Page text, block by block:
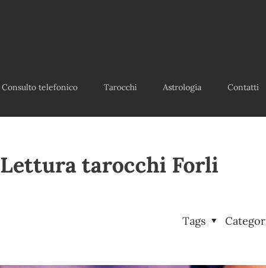
Consulto telefonico Tarocchi Astrologia Contatti
Lettura tarocchi Forli
Tags